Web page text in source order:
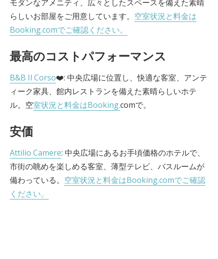
モダンなアメニティ、広々としたスペースを備えた素晴
らしいお部屋をご用意しています。 空室状況と料金は
Booking.comでご確認ください。
最高のコストパフォーマンス
B&B Il Corso❤️: 中央広場に位置し、快適な客室、アンテ
ィーク家具、館内レストランを備えた素晴らしいホテ
ル。空室状況と料金はBooking.comで。
安価
Attilio Camere: 中央広場にあるお手頃価格のホテルで、
市街の眺めを楽しめる客室、薄型テレビ、バスルームが
備わっている。 空室状況と料金はBooking.comでご確認
ください。